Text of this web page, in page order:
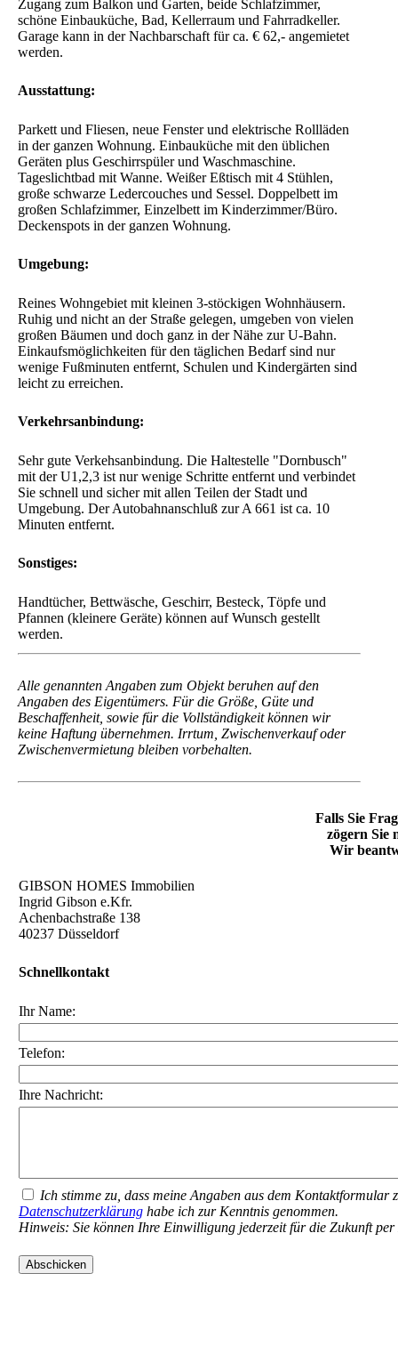
Provision:
2.38 Monatmieten inkl.
MwSt.
Zugang zum Balkon und Garten, beide Schlafzimmer,
schöne Einbauküche, Bad, Kellerraum und Fahrradkeller.
Garage kann in der Nachbarschaft für ca. € 62,- angemietet
werden.
Ausstattung:
Parkett und Fliesen, neue Fenster und elektrische Rollläden
Tageslichtbad mit Wanne. Weißer Eßtisch mit 4 Stühlen,
große schwarze Ledercouches und Sessel. Doppelbett im
großen Schlafzimmer, Einzelbett im Kinderzimmer/Büro.
Deckenspots in der ganzen Wohnung.
großen Bäumen und doch ganz in der Nähe zur U-Bahn.
Einkaufsmöglichkeiten für den täglichen Bedarf sind nur
wenige Fußminuten entfernt, Schulen und Kindergärten sind
leicht zu erreichen.
Verkehrsanbindung:
mit der U1,2,3 ist nur wenige Schritte entfernt und verbindet
Sie schnell und sicher mit allen Teilen der Stadt und
Umgebung. Der Autobahnanschluß zur A 661 ist ca. 10
Minuten entfernt.
Sonstiges:
Handtücher, Bettwäsche, Geschirr, Besteck, Töpfe und
Pfannen (kleinere Geräte) können auf Wunsch gestellt
Alle genannten Angaben zum Objekt beruhen auf den
Beschaffenheit, sowie für die Vollständigkeit können wir
Zwischenvermietung bleiben vorbehalten.
GIBSON HOMES Immobilien
Achenbachstraße 138
40237 Düsseldorf
Schnellkontakt
Telefon:
Ihre Nachricht: